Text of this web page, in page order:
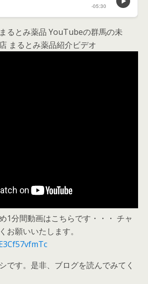
るとみ薬品 YouTubeの群馬の未
まるとみ薬品紹介ビデオ
1分間動画はこちらです・・・ チャ
お願いいたします。
です。是非、ブログを読んでみてく